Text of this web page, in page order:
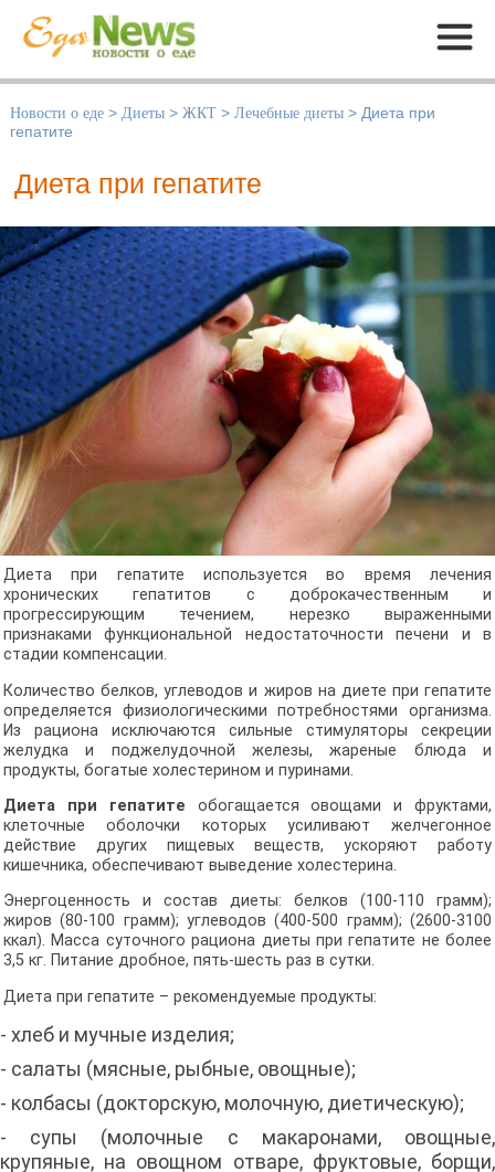
Меню
Новости о еде > Диеты > ЖКТ > Лечебные диеты > Диета при
гепатите
Диета при гепатите
Диета при гепатите используется во время лечения
хронических гепатитов с доброкачественным и
прогрессирующим течением, нерезко выраженными
признаками функциональной недостаточности печени и в
стадии компенсации.
Количество белков, углеводов и жиров на диете при гепатите
определяется физиологическими потребностями организма.
Из рациона исключаются сильные стимуляторы секреции
желудка и поджелудочной железы, жареные блюда и
продукты, богатые холестерином и пуринами.
Диета при гепатите обогащается овощами и фруктами,
клеточные оболочки которых усиливают желчегонное
действие других пищевых веществ, ускоряют работу
кишечника, обеспечивают выведение холестерина.
Энергоценность и состав диеты: белков (100-110 грамм);
жиров (80-100 грамм); углеводов (400-500 грамм); (2600-3100
ккал). Масса суточного рациона диеты при гепатите не более
3,5 кг. Питание дробное, пять-шесть раз в сутки.
Диета при гепатите – рекомендуемые продукты:
- хлеб и мучные изделия;
- салаты (мясные, рыбные, овощные);
- колбасы (докторскую, молочную, диетическую);
- супы (молочные с макаронами, овощные,
крупяные, на овощном отваре, фруктовые, борщи,